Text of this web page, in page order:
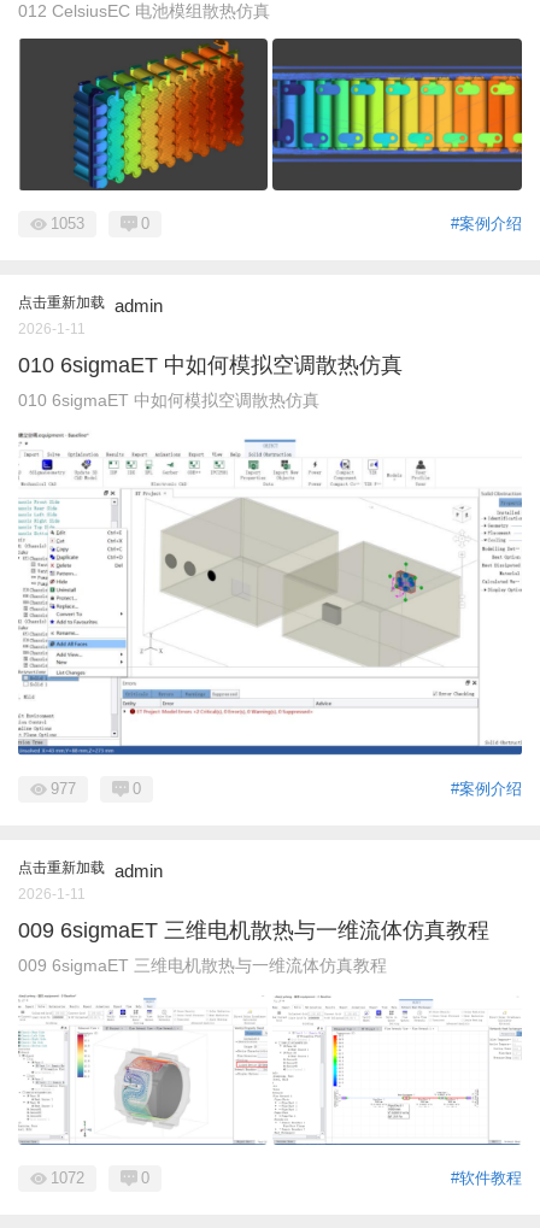
012 CelsiusEC 电池模组散热仿真
#案例介绍
1053 0
点击重新加载 admin
2026-1-11
010 6sigmaET 中如何模拟空调散热仿真
010 6sigmaET 中如何模拟空调散热仿真
#案例介绍
977 0
点击重新加载 admin
2026-1-11
009 6sigmaET 三维电机散热与一维流体仿真教程
009 6sigmaET 三维电机散热与一维流体仿真教程
#软件教程
1072 0